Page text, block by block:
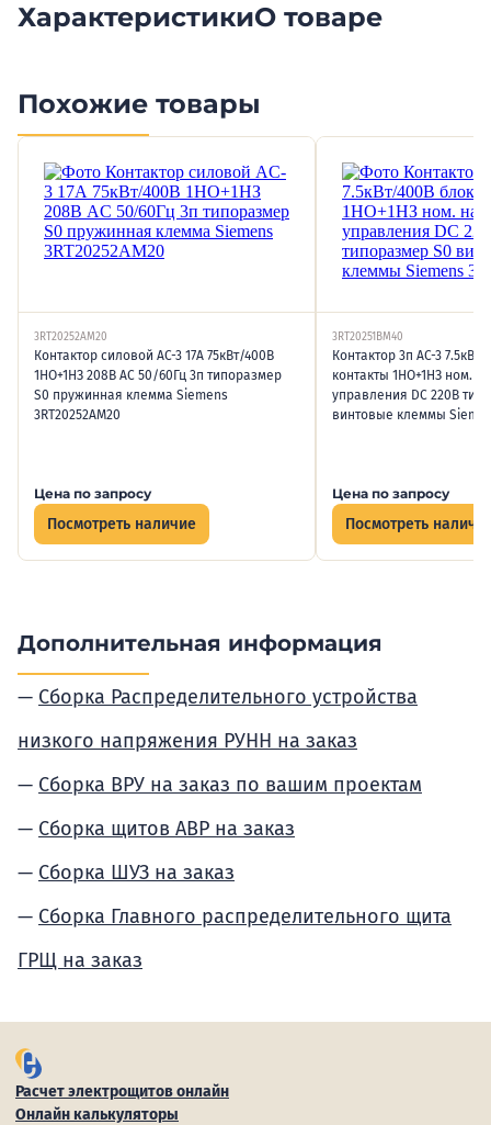
ХарактеристикиО товаре
Похожие товары
3RT20252AM20
Контактор силовой AC-3 17А 75кВт/400В
1НО+1НЗ 208В AC 50/60Гц 3п типоразмер
S0 пружинная клемма Siemens
3RT20252AM20
Цена по запросу
Посмотреть наличие
3RT20251BM40
Контактор 3п AC-3
контакты 1НО+1НЗ ном.
управления DC 220В
винтовые клеммы
Цена по запросу
Посмотреть
Дополнительная информация
Сборка Распределительного устройства
низкого напряжения РУНН на заказ
Сборка ВРУ на заказ по вашим проектам
Сборка щитов АВР на заказ
Сборка ШУЗ на заказ
Сборка Главного распределительного щита
ГРЩ на заказ
Расчет электрощитов онлайн
Онлайн калькуляторы